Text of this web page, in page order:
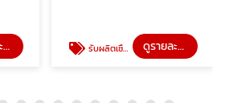
ดูรายละเอียด รับผลิตเชือกตามแบบ ดูรายละเอียด